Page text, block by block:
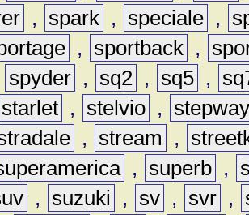
, spark , speciale ,
, sportback ,
spyder , sq2 , sq5 ,
starlet , stelvio ,
, stream ,
, superb ,
, suzuki , sv , svr ,